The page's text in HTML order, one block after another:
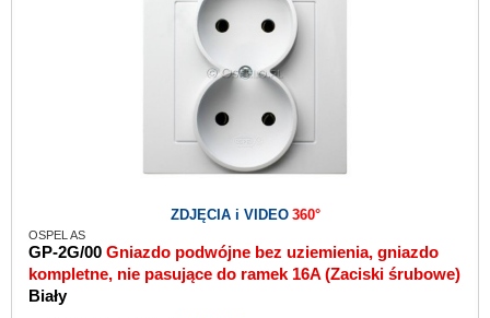
ZDJĘCIA i VIDEO 360°
OSPEL AS
GP-2G/00 Gniazdo podwójne bez uziemienia, gniazdo
kompletne, nie pasujące do ramek 16A (Zaciski śrubowe)
Biały